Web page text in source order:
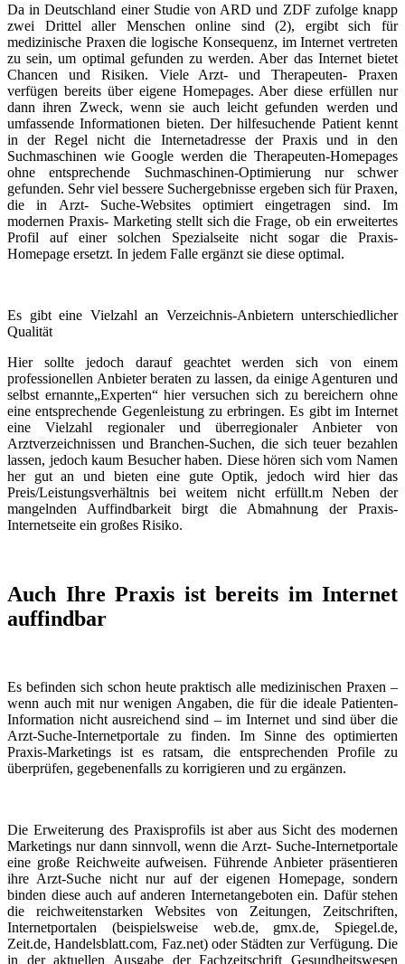
Da in Deutschland einer Studie von ARD und ZDF zufolge knapp
zwei Drittel aller Menschen online sind (2), ergibt sich für
medizinische Praxen die logische Konsequenz, im Internet vertreten
zu sein, um optimal gefunden zu werden. Aber das Internet bietet
Chancen und Risiken. Viele Arzt- und Therapeuten- Praxen
verfügen bereits über eigene Homepages. Aber diese erfüllen nur
dann ihren Zweck, wenn sie auch leicht gefunden werden und
umfassende Informationen bieten. Der hilfesuchende Patient kennt
in der Regel nicht die Internetadresse der Praxis und in den
Suchmaschinen wie Google werden die Therapeuten-Homepages
ohne entsprechende Suchmaschinen-Optimierung nur schwer
gefunden. Sehr viel bessere Suchergebnisse ergeben sich für Praxen,
die in Arzt- Suche-Websites optimiert eingetragen sind. Im
modernen Praxis- Marketing stellt sich die Frage, ob ein erweitertes
Profil auf einer solchen Spezialseite nicht sogar die Praxis-
Homepage ersetzt. In jedem Falle ergänzt sie diese optimal.
Es gibt eine Vielzahl an Verzeichnis-Anbietern unterschiedlicher
Qualität
Hier sollte jedoch darauf geachtet werden sich von einem
professionellen Anbieter beraten zu lassen, da einige Agenturen und
selbst ernannte„Experten“ hier versuchen sich zu bereichern ohne
eine entsprechende Gegenleistung zu erbringen. Es gibt im Internet
eine Vielzahl regionaler und überregionaler Anbieter von
Arztverzeichnissen und Branchen-Suchen, die sich teuer bezahlen
lassen, jedoch kaum Besucher haben. Diese hören sich vom Namen
her gut an und bieten eine gute Optik, jedoch wird hier das
Preis/Leistungsverhältnis bei weitem nicht erfüllt.m Neben der
mangelnden Auffindbarkeit birgt die Abmahnung der Praxis-
Internetseite ein großes Risiko.
Auch Ihre Praxis ist bereits im Internet
auffindbar
Es befinden sich schon heute praktisch alle medizinischen Praxen –
wenn auch mit nur wenigen Angaben, die für die ideale Patienten-
Information nicht ausreichend sind – im Internet und sind über die
Arzt-Suche-Internetportale zu finden. Im Sinne des optimierten
Praxis-Marketings ist es ratsam, die entsprechenden Profile zu
überprüfen, gegebenenfalls zu korrigieren und zu ergänzen.
Die Erweiterung des Praxisprofils ist aber aus Sicht des modernen
Marketings nur dann sinnvoll, wenn die Arzt- Suche-Internetportale
eine große Reichweite aufweisen. Führende Anbieter präsentieren
ihre Arzt-Suche nicht nur auf der eigenen Homepage, sondern
binden diese auch auf anderen Internetangeboten ein. Dafür stehen
die reichweitenstarken Websites von Zeitungen, Zeitschriften,
Internetportalen (beispielsweise web.de, gmx.de, Spiegel.de,
Zeit.de, Handelsblatt.com, Faz.net) oder Städten zur Verfügung. Die
in der aktuellen Ausgabe der Fachzeitschrift Gesundheitswesen